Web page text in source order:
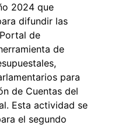
2024 que
difundir las
de
de
para
de Cuentas del
Esta actividad se
el segundo